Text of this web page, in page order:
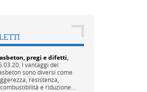
pregi e difetti,
I vantaggi del
sono diversi come
resistenza,
e riduzione...